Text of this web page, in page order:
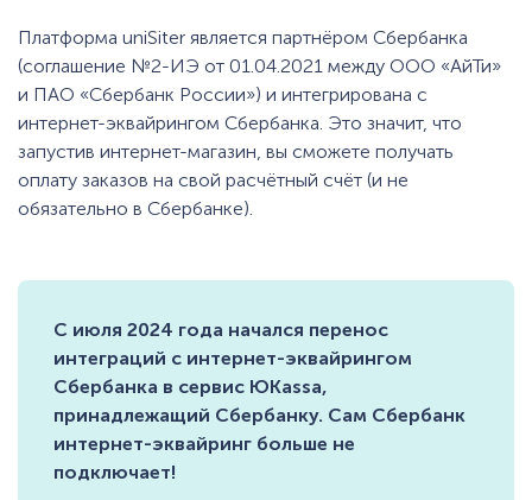
Платформа uniSiter является партнёром Сбербанка
(соглашение №2-ИЭ от 01.04.2021 между ООО «АйТи»
и ПАО «Сбербанк России») и интегрирована с
интернет-эквайрингом Сбербанка. Это значит, что
запустив интернет-магазин, вы сможете получать
оплату заказов на свой расчётный счёт (и не
обязательно в Сбербанке).
С июля 2024 года начался перенос
интеграций с интернет-эквайрингом
Сбербанка в сервис ЮKassa,
принадлежащий Сбербанку. Сам Сбербанк
интернет-эквайринг больше не
подключает!